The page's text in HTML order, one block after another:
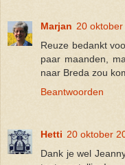
Marjan 20 oktober
Reuze bedankt
paar maanden,
naar Breda zou
Beantwoorden
Hetti 20 oktober
Dank je wel